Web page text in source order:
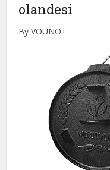
olandesi
By VOUNOT